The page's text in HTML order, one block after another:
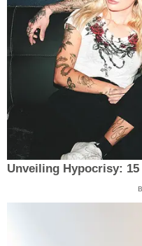
Unveiling Hypocrisy: